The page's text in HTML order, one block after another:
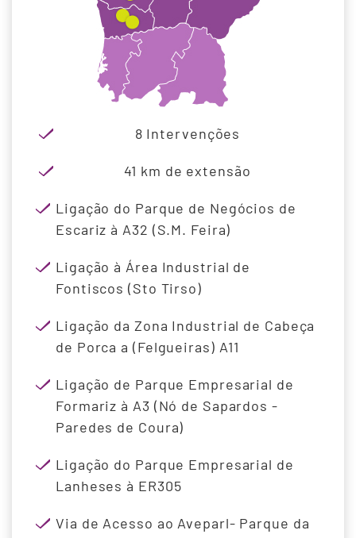
8 Intervenções
41 km de extensão
Ligação do Parque de Negócios de
Escariz à A32 (S.M. Feira)
Ligação à Área Industrial de
Fontiscos (Sto Tirso)
Ligação da Zona Industrial de Cabeça
de Porca a (Felgueiras) A11
Ligação de Parque Empresarial de
Formariz à A3 (Nó de Sapardos -
Paredes de Coura)
Ligação do Parque Empresarial de
Lanheses à ER305
Via de Acesso ao Aveparl- Parque da